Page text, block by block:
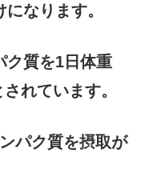
なります。
ク質を1日体重
れています。
パク質を摂取が